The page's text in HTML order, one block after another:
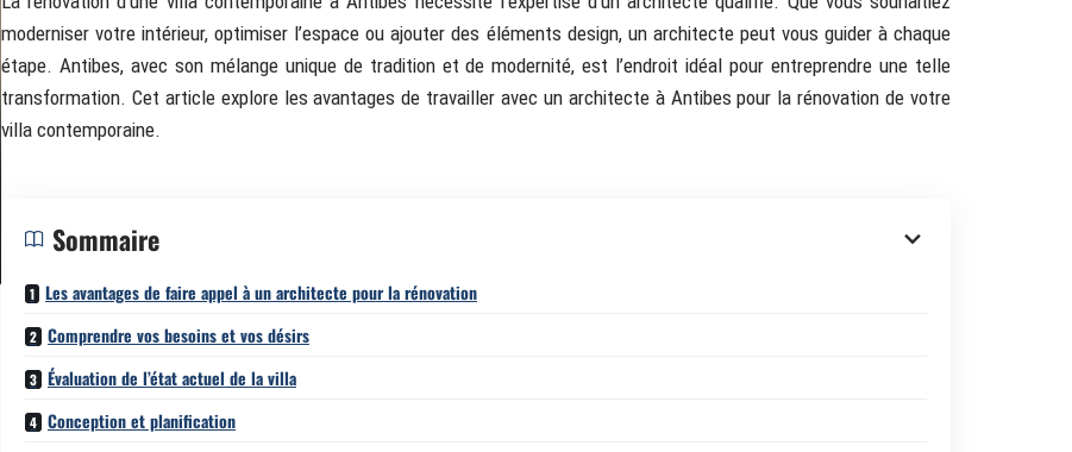
moderniser votre intérieur, optimiser l’espace ou ajouter des éléments design, un architecte peut vous guider à chaque
étape. Antibes, avec son mélange unique de tradition et de modernité, est l’endroit idéal pour entreprendre une telle
transformation. Cet article explore les avantages de travailler avec un architecte à Antibes pour la rénovation de votre
villa contemporaine.
Sommaire
Les avantages de faire appel à un architecte pour la rénovation
Comprendre vos besoins et vos désirs
Évaluation de l’état actuel de la villa
Conception et planification